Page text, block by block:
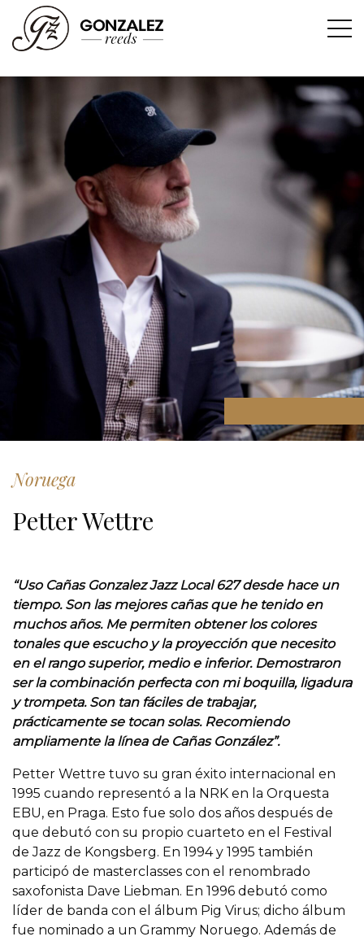
Noruega
Petter Wettre
“Uso Cañas Gonzalez Jazz Local 627 desde hace un
tiempo. Son las mejores cañas que he tenido en
muchos años. Me permiten obtener los colores
tonales que escucho y la proyección que necesito
en el rango superior, medio e inferior. Demostraron
ser la combinación perfecta con mi boquilla, ligadura
y trompeta. Son tan fáciles de trabajar,
prácticamente se tocan solas. Recomiendo
ampliamente la línea de Cañas González”.
Petter Wettre tuvo su gran éxito internacional en
1995 cuando representó a la NRK en la Orquesta
EBU, en Praga. Esto fue solo dos años después de
que debutó con su propio cuarteto en el Festival
de Jazz de Kongsberg. En 1994 y 1995 también
participó de masterclasses con el renombrado
saxofonista Dave Liebman. En 1996 debutó como
líder de banda con el álbum Pig Virus; dicho álbum
fue nominado a un Grammy Noruego. Además de